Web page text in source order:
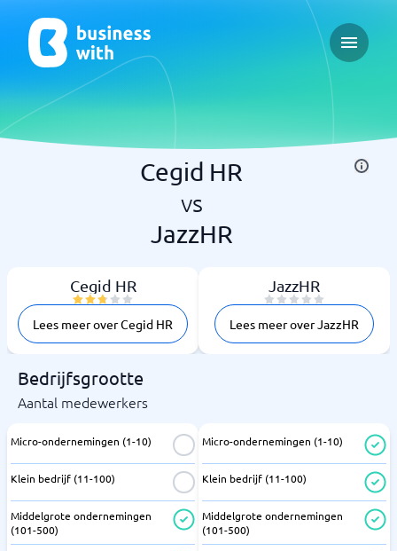
Open
Cegid HR
vs
JazzHR
Cegid HR
Lees meer over Cegid HR
JazzHR
Lees meer over JazzHR
Bedrijfsgrootte
Aantal medewerkers
Micro-ondernemingen (1-10)
Klein bedrijf (11-100)
Middelgrote ondernemingen
(101-500)
Micro-ondernemingen (1-10)
Klein bedrijf (11-100)
Middelgrote ondernemingen
(101-500)